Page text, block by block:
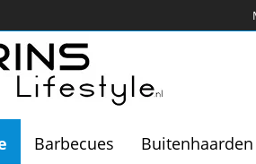
Barbecues Buitenhaarden